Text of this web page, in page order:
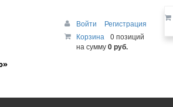
Войти
Регистрация
Корзина
0 позиций
на сумму0 руб.